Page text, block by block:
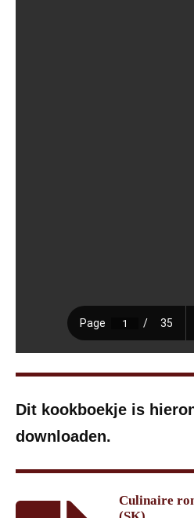
Dit kookboekje is
downloaden.
Culinaire